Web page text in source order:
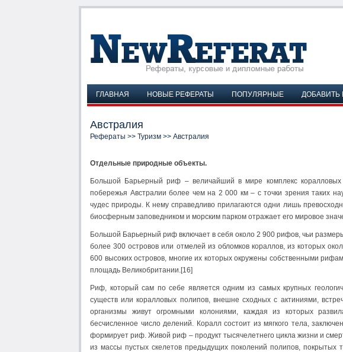
ГЛАВНАЯ НОВЫЕ РЕФЕРАТЫ ПОПУЛЯРНЫЕ ДОБАВИТЬ
Австралия
Рефераты >> Туризм >> Австралия
Отдельные природные объекты.
Большой Барьерный риф – величайший в мире комплекс коралловых
побережья Австралии более чем на 2 000 км – с точки зрения таких
чудес природы. К нему справедливо прилагаются одни лишь
биосферным заповедником и морским парком отражает его мировое
Большой Барьерный риф включает в себя около 2 900 рифов, чьи
более 300 островов или отмелей из обломков кораллов, из которых
600 высоких островов, многие их которых окружены собственными
площадь Великобритании.[16]
Риф, который сам по себе является одним из самых крупных
существ или коралловых полипов, внешне сходных с актиниями,
организмы живут огромными колониями, каждая из которых
бесчисленное число делений. Коралл состоит из мягкого тела,
формирует риф. Живой риф – продукт тысячелетнего цикла жизни и
из массы пустых скелетов предыдущих поколений полипов,